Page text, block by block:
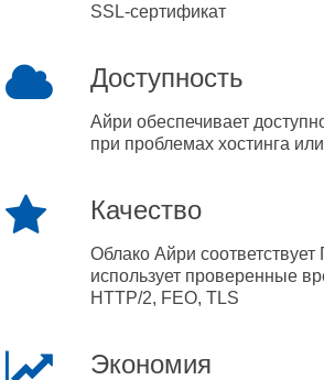
SSL-сертификат
Доступность
Айри обеспечивает
при проблемах хостинга
Качество
Облако Айри
использует проверенные
HTTP/2, FEO, TLS
Экономия